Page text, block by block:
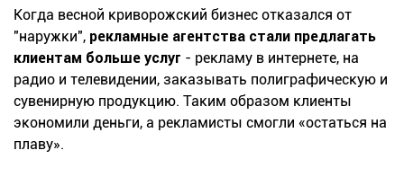
Когда весной криворожский бизнес отказался от
"наружки", рекламные агентства стали предлагать
клиентам больше услуг - рекламу в интернете, на
радио и телевидении, заказывать полиграфическую и
сувенирную продукцию. Таким образом клиенты
экономили деньги, а рекламисты смогли «остаться на
плаву».